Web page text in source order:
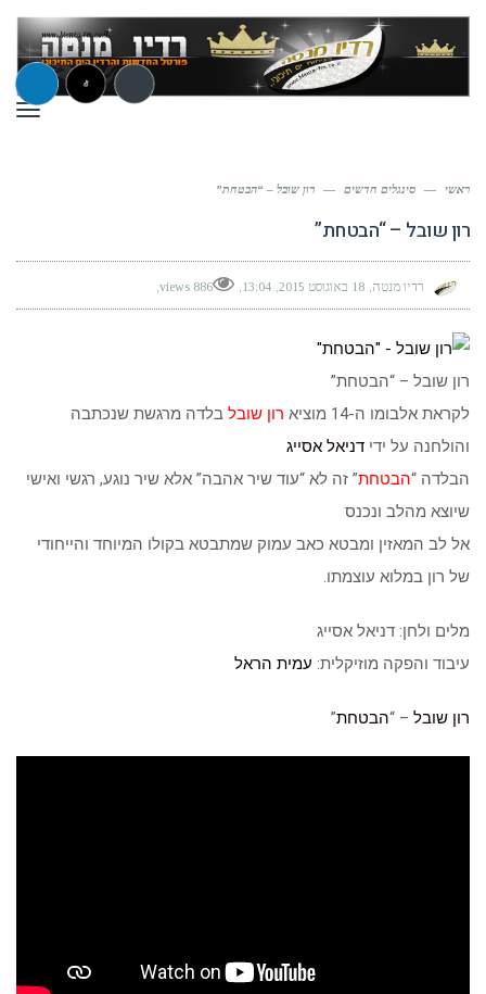
ראשי — סינגלים חדשים — רון שובל – “הבטחת”
רון שובל – “הבטחת”
רדיו מנטה 18 באוגוסט 2015 13:04
886 views
רון שובל – “הבטחת”
לקראת אלבומו ה-14 מוציא
רון שובל בלדה מרגשת שנכתבה
והולחנה על ידי דניאל אסייג
הבלדה “הבטחת” זה לא “עוד שיר אהבה” אלא שיר נוגע, רגשי ואישי
שיוצא מהלב ונכנס
אל לב המאזין ומבטא כאב עמוק שמתבטא בקולו המיוחד והייחודי
של רון במלוא עוצמתו.
מלים ולחן: דניאל אסייג
עיבוד והפקה מוזיקלית: עמית הראל
רון שובל – “הבטחת”